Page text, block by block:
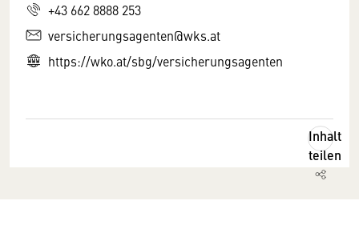
+43 662 8888 253
versicherungsagenten@wks.at
https://wko.at/sbg/versicherungsagenten
Inhalt
teilen